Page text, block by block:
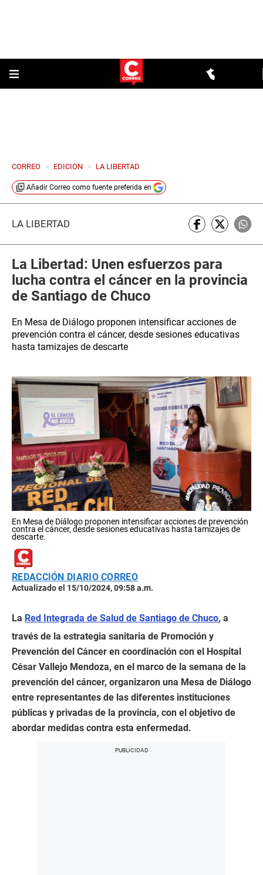
CORREO > EDICION > LA LIBERTAD
Añadir Correo como fuente preferida en
LA LIBERTAD
La Libertad: Unen esfuerzos para
lucha contra el cáncer en la provincia
de Santiago de Chuco
En Mesa de Diálogo proponen intensificar acciones de
prevención contra el cáncer, desde sesiones educativas
hasta tamizajes de descarte
En Mesa de Diálogo proponen intensificar acciones de prevención
contra el cáncer, desde sesiones educativas hasta tamizajes de
descarte.
REDACCIÓN DIARIO CORREO
Actualizado el 15/10/2024, 09:58 a.m.
La Red Integrada de Salud de Santiago de Chuco, a
través de la estrategia sanitaria de Promoción y
Prevención del Cáncer en coordinación con el Hospital
César Vallejo Mendoza, en el marco de la semana de la
prevención del cáncer, organizaron una Mesa de Diálogo
entre representantes de las diferentes instituciones
públicas y privadas de la provincia, con el objetivo de
abordar medidas contra esta enfermedad.